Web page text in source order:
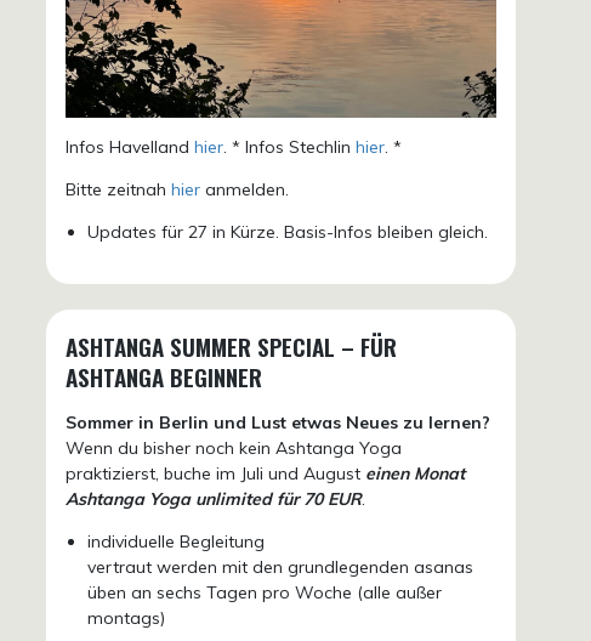
Infos Havellandhier. * Infos Stechlinhier. *
Bitte zeitnahhier anmelden.
Updates für 27 in Kürze. Basis-Infos bleiben gleich.
ASHTANGA SUMMER SPECIAL – FÜR
ASHTANGA BEGINNER
Sommer in Berlin und Lust etwas Neues zu lernen?
Wenn du bisher noch kein Ashtanga Yoga
praktizierst, buche im Juli und August einen Monat
Ashtanga Yoga unlimited für 70 EUR.
individuelle Begleitung
vertraut werden mit den grundlegenden asanas
üben an sechs Tagen pro Woche (alle außer
montags)